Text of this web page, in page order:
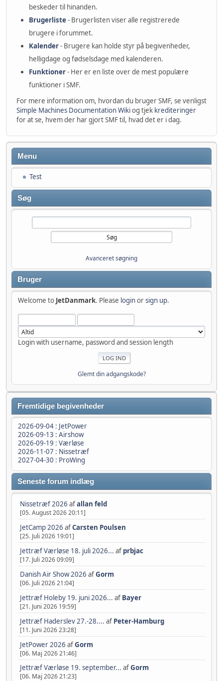
Menu
Test
Søg
Avanceret søgning
Bruger
Welcome to JetDanmark. Please loginorsign up.
Login with username, password and session length
Glemt din adgangskode?
Fremtidige begivenheder
2026-09-04 : JetPower
2026-09-13 : Airshow
2026-09-19 : Værløse
2026-11-07 : Nissetræf
2027-04-30 : ProWing
Seneste forum indlæg
Nissetræf 2026 afallan feld
[05. August 2026 20:11]
JetCamp 2026 afCarsten Poulsen
[25. Juli 2026 19:01]
Jettræf Værløse 18. juli 2026... af prbjac
[17. Juli 2026 09:09]
Danish Air Show 2026 afGorm
[06. Juli 2026 21:04]
Jettræf Holeby 19. juni 2026... af Bayer
[21. Juni 2026 19:59]
Jettræf Haderslev 27.-28.... af Peter-Hamburg
[11. Juni 2026 23:28]
JetPower 2026 afGorm
[06. Maj 2026 21:46]
Jettræf Værløse 19. september... afGorm
[06. Maj 2026 21:23]
beskeder til hinanden.
Brugerliste- Brugerlisten viser alle registrerede
brugere i forummet.
Kalender- Brugere kan holde styr på begivenheder,
helligdage og fødselsdage med kalenderen.
Funktioner- Her er en liste over de mest populære
funktioner i SMF.
For mere information om, hvordan du bruger SMF, se venligst
Simple Machines Documentation Wikiog tjek krediteringer
for at se, hvem der har gjort SMF til, hvad det er i dag.